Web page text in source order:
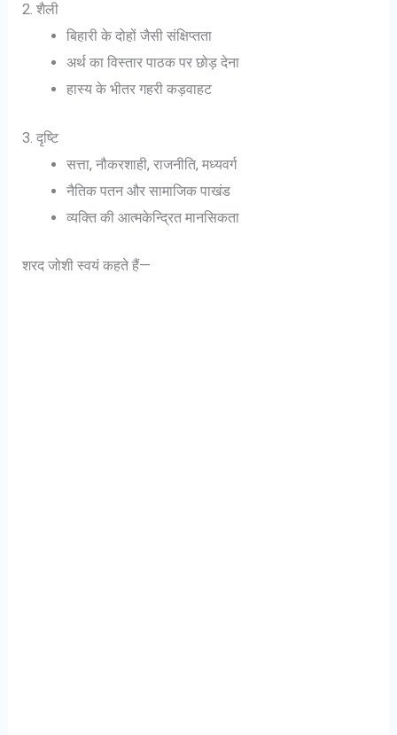
2. शैली
बिहारी के दोहों जैसी संक्षिप्तता
अर्थ का विस्तार पाठक पर छोड़ देना
हास्य के भीतर गहरी कड़वाहट
3. दृष्टि
सत्ता, नौकरशाही, राजनीति, मध्यवर्ग
नैतिक पतन और सामाजिक पाखंड
व्यक्ति की आत्मकेन्द्रित मानसिकता
शरद जोशी स्वयं कहते हैं—